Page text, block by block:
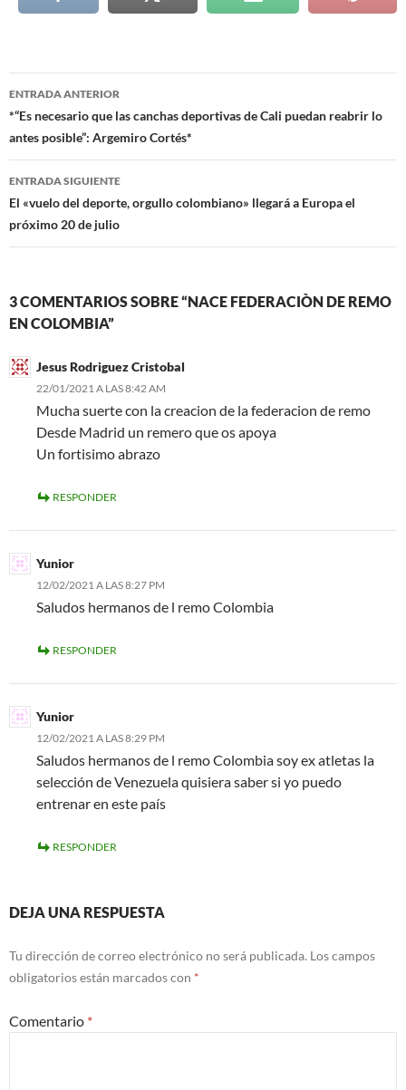
Navegación
de
entradas
ENTRADA ANTERIOR
*“Es necesario que las canchas deportivas de Cali puedan reabrir lo
antes posible”: Argemiro Cortés*
ENTRADA SIGUIENTE
El «vuelo del deporte, orgullo colombiano» llegará a Europa el
próximo 20 de julio
3 COMENTARIOS SOBRE “NACE FEDERACIÒN DE REMO
EN COLOMBIA”
Jesus Rodriguez Cristobal
22/01/2021 A LAS 8:42 AM
Mucha suerte con la creacion de la federacion de remo
Desde Madrid un remero que os apoya
Un fortisimo abrazo
RESPONDER
Yunior
12/02/2021 A LAS 8:27 PM
Saludos hermanos de l remo Colombia
RESPONDER
Yunior
12/02/2021 A LAS 8:29 PM
Saludos hermanos de l remo Colombia soy ex atletas la
selección de Venezuela quisiera saber si yo puedo
entrenar en este país
RESPONDER
DEJA UNA RESPUESTA
Tu dirección de correo electrónico no será publicada. Los campos
obligatorios están marcados con *
Comentario *